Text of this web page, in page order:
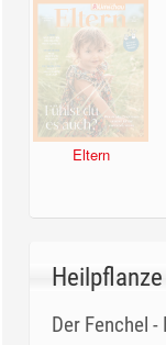
Eltern
Der Fenchel